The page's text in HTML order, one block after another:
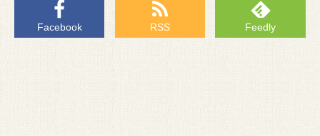
Facebook RSS Feedly